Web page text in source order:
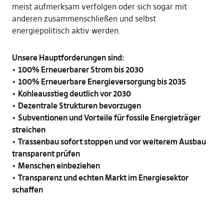
meist aufmerksam verfolgen oder sich sogar mit
anderen zusammenschließen und selbst
energiepolitisch aktiv werden.
Unsere Hauptforderungen sind:
• 100% Erneuerbarer Strom bis 2030
• 100% Erneuerbare Energieversorgung bis 2035
• Kohleausstieg deutlich vor 2030
• Dezentrale Strukturen bevorzugen
• Subventionen und Vorteile für fossile Energieträger
streichen
• Trassenbau sofort stoppen und vor weiterem Ausbau
transparent prüfen
• Menschen einbeziehen
• Transparenz und echten Markt im Energiesektor
schaffen